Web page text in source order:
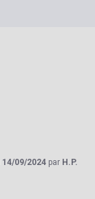
14/09/2024 par H.P.